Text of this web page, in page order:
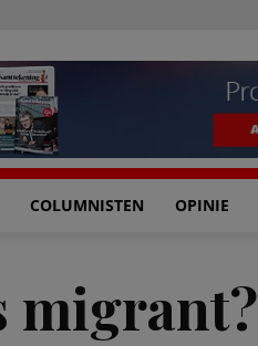
COLUMNISTEN OPINIE
migrant?